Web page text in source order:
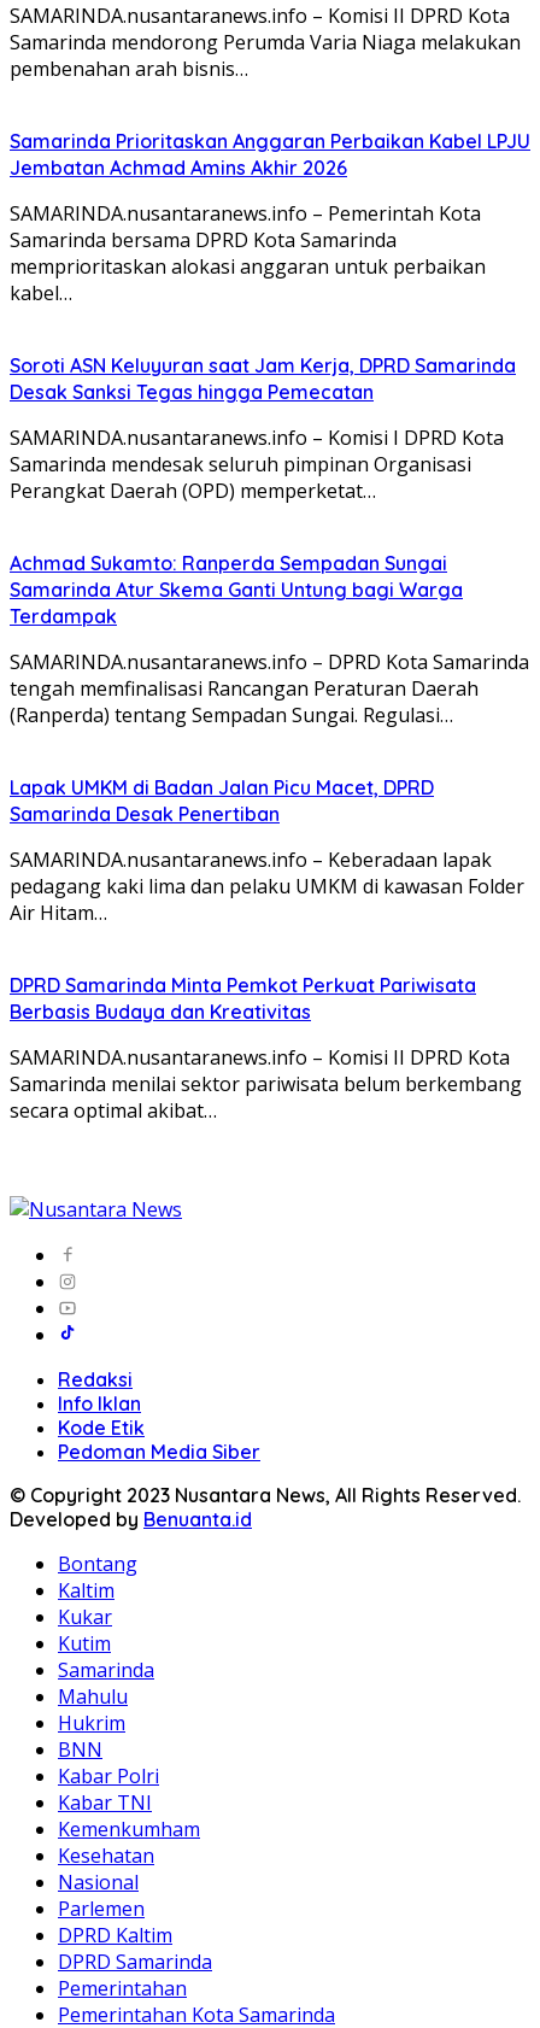
SAMARINDA.nusantaranews.info – Komisi II DPRD Kota
Samarinda mendorong Perumda Varia Niaga melakukan
pembenahan arah bisnis…
Samarinda Prioritaskan Anggaran Perbaikan Kabel LPJU
Jembatan Achmad Amins Akhir 2026
SAMARINDA.nusantaranews.info – Pemerintah Kota
Samarinda bersama DPRD Kota Samarinda
memprioritaskan alokasi anggaran untuk perbaikan
kabel…
Soroti ASN Keluyuran saat Jam Kerja, DPRD Samarinda
Desak Sanksi Tegas hingga Pemecatan
SAMARINDA.nusantaranews.info – Komisi I DPRD Kota
Samarinda mendesak seluruh pimpinan Organisasi
Perangkat Daerah (OPD) memperketat…
Achmad Sukamto: Ranperda Sempadan Sungai
Samarinda Atur Skema Ganti Untung bagi Warga
Terdampak
SAMARINDA.nusantaranews.info – DPRD Kota Samarinda
tengah memfinalisasi Rancangan Peraturan Daerah
(Ranperda) tentang Sempadan Sungai. Regulasi…
Lapak UMKM di Badan Jalan Picu Macet, DPRD
Samarinda Desak Penertiban
SAMARINDA.nusantaranews.info – Keberadaan lapak
pedagang kaki lima dan pelaku UMKM di kawasan Folder
Air Hitam…
DPRD Samarinda Minta Pemkot Perkuat Pariwisata
Berbasis Budaya dan Kreativitas
SAMARINDA.nusantaranews.info – Komisi II DPRD Kota
Samarinda menilai sektor pariwisata belum berkembang
secara optimal akibat…
Redaksi
Info Iklan
Kode Etik
Pedoman Media Siber
© Copyright 2023 Nusantara News, All Rights Reserved.
Developed by Benuanta.id
Bontang
Kaltim
Kukar
Kutim
Samarinda
Mahulu
Hukrim
BNN
Kabar Polri
Kabar TNI
Kemenkumham
Kesehatan
Nasional
Parlemen
DPRD Kaltim
DPRD Samarinda
Pemerintahan
Pemerintahan Kota Samarinda